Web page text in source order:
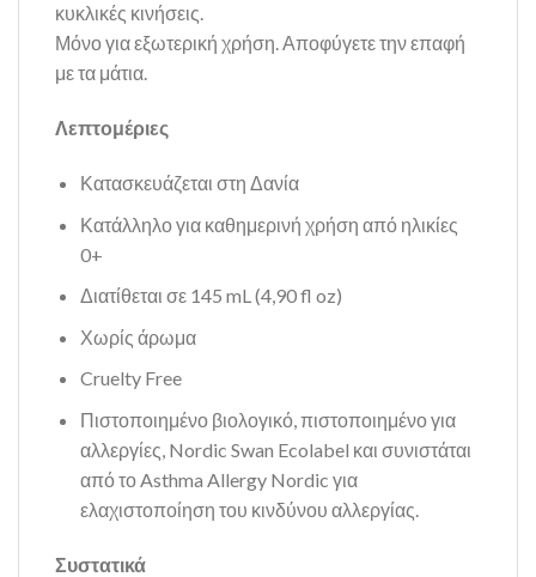
κυκλικές κινήσεις.
Μόνο για εξωτερική χρήση. Αποφύγετε την επαφή
με τα μάτια.
Λεπτομέριες
Κατασκευάζεται στη Δανία
Κατάλληλο για καθημερινή χρήση από ηλικίες
0+
Διατίθεται σε 145 mL (4,90 fl oz)
Χωρίς άρωμα
Cruelty Free
Πιστοποιημένο βιολογικό, πιστοποιημένο για
αλλεργίες, Nordic Swan Ecolabel και συνιστάται
από το Asthma Allergy Nordic για
ελαχιστοποίηση του κινδύνου αλλεργίας.
Συστατικά